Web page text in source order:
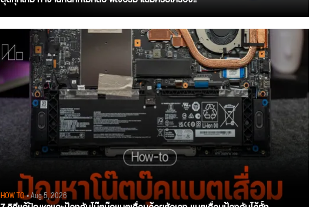
HOW TO• Aug 5, 2026